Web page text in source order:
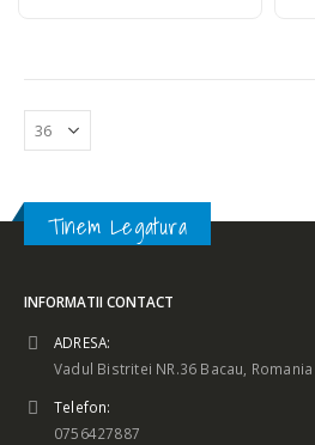
Tinem Legatura
INFORMATII CONTACT
ADRESA:
Vadul Bistritei NR.36 Bacau, Romania
Telefon:
0756427887